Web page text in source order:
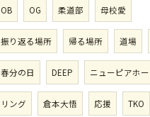
OB OG 柔道部 母校愛
振り返る場所 帰る場所 道場
春分の日 DEEP ニューピアホ
リング 倉本大悟 応援 TKO